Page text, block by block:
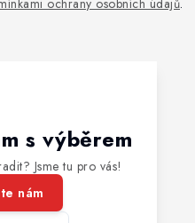
ochrany osobních údajů.
s výběrem
Jsme tu pro vás!
nám